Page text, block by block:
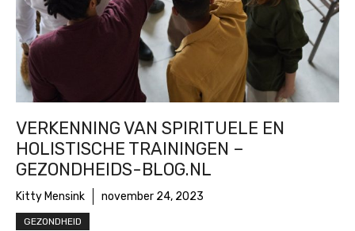
VERKENNING VAN SPIRITUELE EN
HOLISTISCHE TRAININGEN –
GEZONDHEIDS-BLOG.NL
Kitty Mensink november 24, 2023
GEZONDHEID